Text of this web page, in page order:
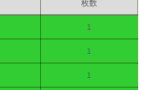
枚数
1
1
1